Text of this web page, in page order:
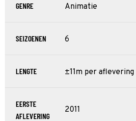
GENRE Animatie
SEIZOENEN 6
LENGTE ±11m per aflevering
EERSTE
AFLEVERING
2011